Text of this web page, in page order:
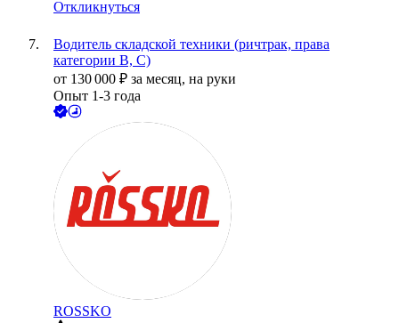
Откликнуться
Водитель складской техники (ричтрак, права
категории В, С)
от 130 000 ₽ за месяц, на руки
Опыт 1-3 года
ROSSKO